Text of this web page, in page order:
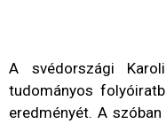
A svédországi
tudományos
eredményét. A